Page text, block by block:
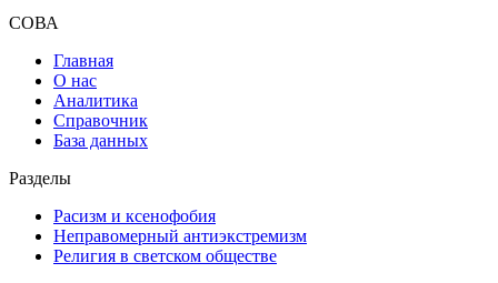
СОВА
Главная
О нас
Аналитика
Справочник
База данных
Разделы
Расизм и ксенофобия
Неправомерный антиэкстремизм
Религия в светском обществе